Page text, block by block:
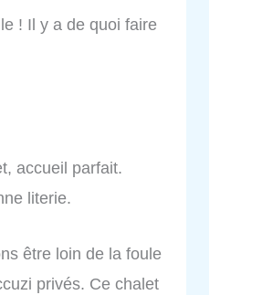
! Il y a de quoi faire
accueil parfait.
literie.
être loin de la foule
privés. Ce chalet